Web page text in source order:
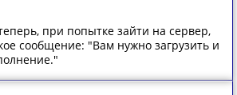
при попытке зайти на сервер,
сообщение: "Вам нужно загрузить и